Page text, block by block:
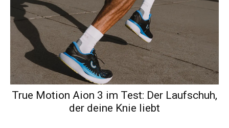
True Motion Aion 3 im Test: Der Laufschuh,
der deine Knie liebt